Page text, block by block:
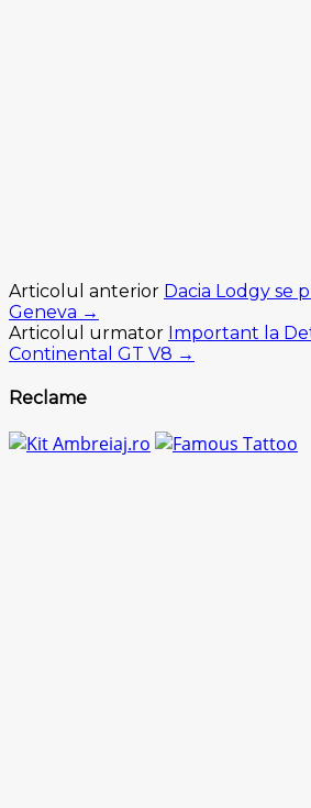
Articolul anterior Dacia Lodgy se
Geneva →
Articolul urmator Important la
Continental GT V8 →
Reclame